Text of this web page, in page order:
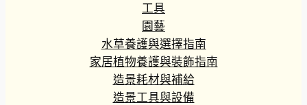
工具
園藝
水草養護與選擇指南
家居植物養護與裝飾指南
造景耗材與補給
造景工具與設備